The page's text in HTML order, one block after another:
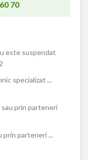
70
este suspendat
specializat ...
prin parteneri
prin parteneri ...